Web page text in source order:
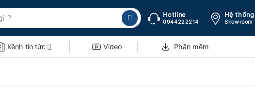
Hotline
0944222214
Hệ thống
Showroom
Kênh tin tức Video Phần mềm